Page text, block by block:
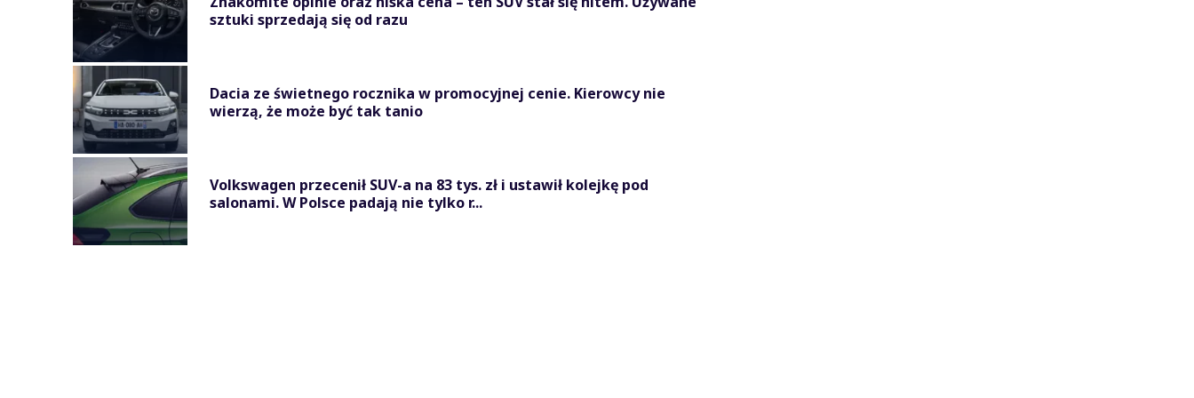
sztuki sprzedają się od razu
Dacia ze świetnego rocznika w promocyjnej cenie. Kierowcy nie
wierzą, że może być tak tanio
Volkswagen przecenił SUV-a na 83 tys. zł i ustawił kolejkę pod
salonami. W Polsce padają nie tylko r...